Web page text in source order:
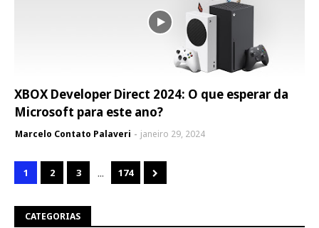
XBOX Developer Direct 2024: O que esperar da
Microsoft para este ano?
Marcelo Contato Palaveri janeiro 29, 2024
1 2 3 ... 174
CATEGORIAS